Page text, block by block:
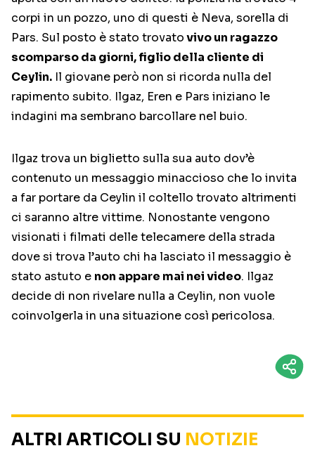
corpi in un pozzo, uno di questi è Neva, sorella di
Pars. Sul posto è stato trovatovivo un ragazzo
scomparso da giorni, figlio della cliente di
Ceylin. Il giovane però non si ricorda nulla del
rapimento subito. Ilgaz, Eren e Pars iniziano le
indagini ma sembrano barcollare nel buio.
Ilgaz trova un biglietto sulla sua auto dov’è
contenuto un messaggio minaccioso che lo invita
a far portare da Ceylin il coltello trovato altrimenti
ci saranno altre vittime. Nonostante vengono
visionati i filmati delle telecamere della strada
dove si trova l’auto chi ha lasciato il messaggio è
stato astuto e non appare mai nei video. Ilgaz
decide di non rivelare nulla a Ceylin, non vuole
coinvolgerla in una situazione così pericolosa.
ALTRI ARTICOLI SU NOTIZIE